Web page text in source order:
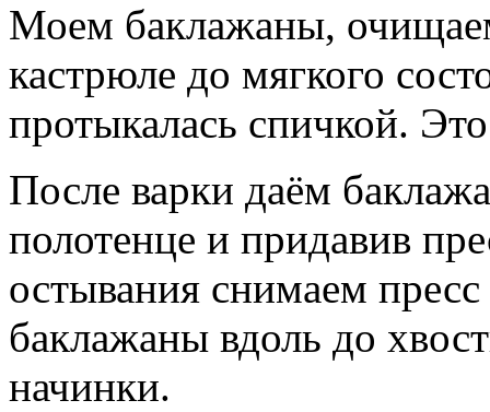
Моем баклажаны,
кастрюле до мягкого
протыкалась спичкой.
После варки даём
полотенце и придавив
остывания снимаем
баклажаны вдоль до
начинки.